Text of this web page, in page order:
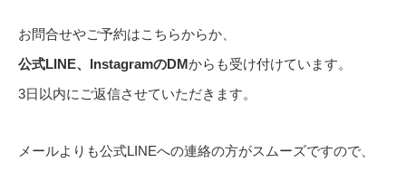
お問合せやご予約はこちらからか、
公式LINE、InstagramのDMからも受け付けています。
3日以内にご返信させていただきます。
メールよりも公式LINEへの連絡の方がスムーズですので、